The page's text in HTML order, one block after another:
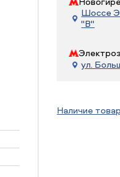
Шоссе
"В"
ул.
Наличие